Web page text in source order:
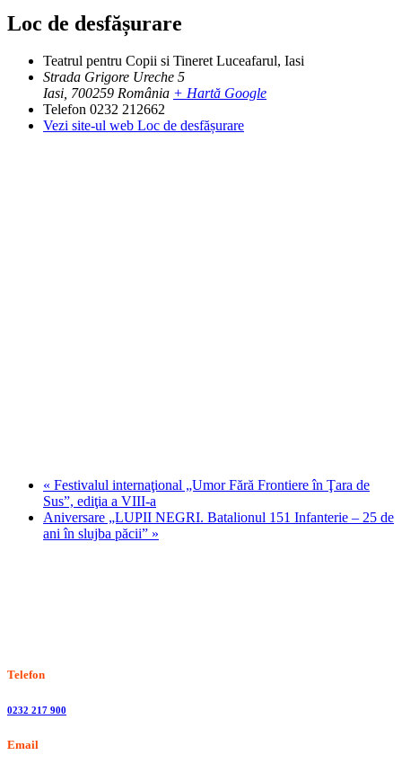
Loc de desfășurare
Teatrul pentru Copii si Tineret Luceafarul, Iasi
Strada Grigore Ureche 5
Iasi, 700259 România + Hartă Google
Telefon 0232 212662
Vezi site-ul web Loc de desfășurare
« Festivalul internaţional „Umor Fără Frontiere în Ţara de
Sus”, ediţia a VIII-a
Aniversare „LUPII NEGRI. Batalionul 151 Infanterie – 25 de
ani în slujba păcii” »
Telefon
0232 217 900
Email